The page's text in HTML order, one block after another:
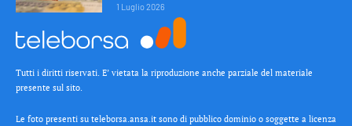
1 Luglio 2026
Tutti i diritti riservati. E’ vietata la riproduzione anche parziale del materiale
presente sul sito.
Le foto presenti su teleborsa.ansa.it sono di pubblico dominio o soggette a licenza